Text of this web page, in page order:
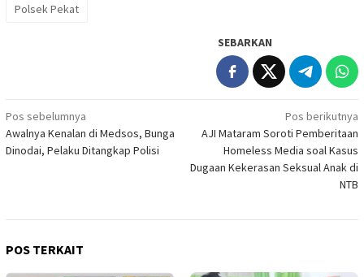
Polsek Pekat
SEBARKAN
Navigasi
pos
Pos sebelumnya
Awalnya Kenalan di Medsos, Bunga
Dinodai, Pelaku Ditangkap Polisi
Pos berikutnya
AJI Mataram Soroti Pemberitaan
Homeless Media soal Kasus
Dugaan Kekerasan Seksual Anak di
NTB
POS TERKAIT